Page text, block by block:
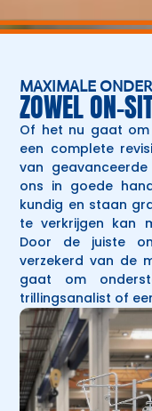
MAXIMALE
ZOWEL ON-
Of het nu gaat om
een complete
van
ons in goede
kundig en staan
te verkrijgen kan
Door de juiste
verzekerd van de
gaat om
trillingsanalist of